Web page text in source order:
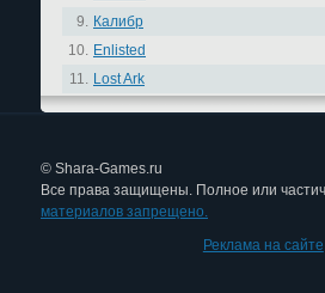
9. Калибр
10. Enlisted
11. Lost Ark
© Shara-Games.ru
Все права защищены. Полное или
материалов запрещено.
Реклама на сайте